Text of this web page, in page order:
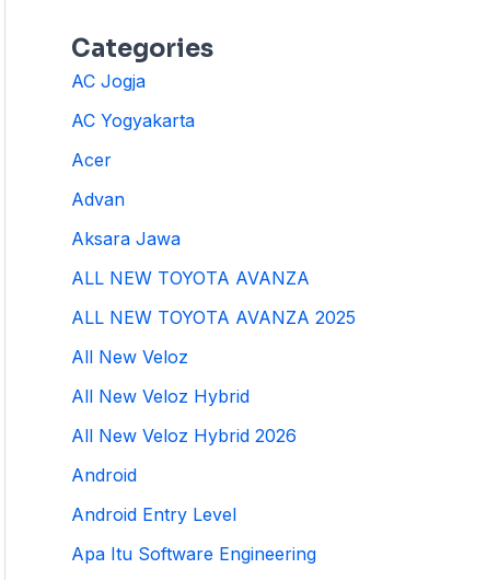
Categories
AC Jogja
AC Yogyakarta
Acer
Advan
Aksara Jawa
ALL NEW TOYOTA AVANZA
ALL NEW TOYOTA AVANZA 2025
All New Veloz
All New Veloz Hybrid
All New Veloz Hybrid 2026
Android
Android Entry Level
Apa Itu Software Engineering